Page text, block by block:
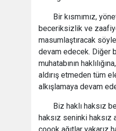
Bir kısmımız,
beceriksizlik ve
masumlaştıracak
devam edecek. Diğer
muhatabının
aldırış etmeden tüm
alkışlamaya devam
Biz haklı haksız
haksız seninki haksız